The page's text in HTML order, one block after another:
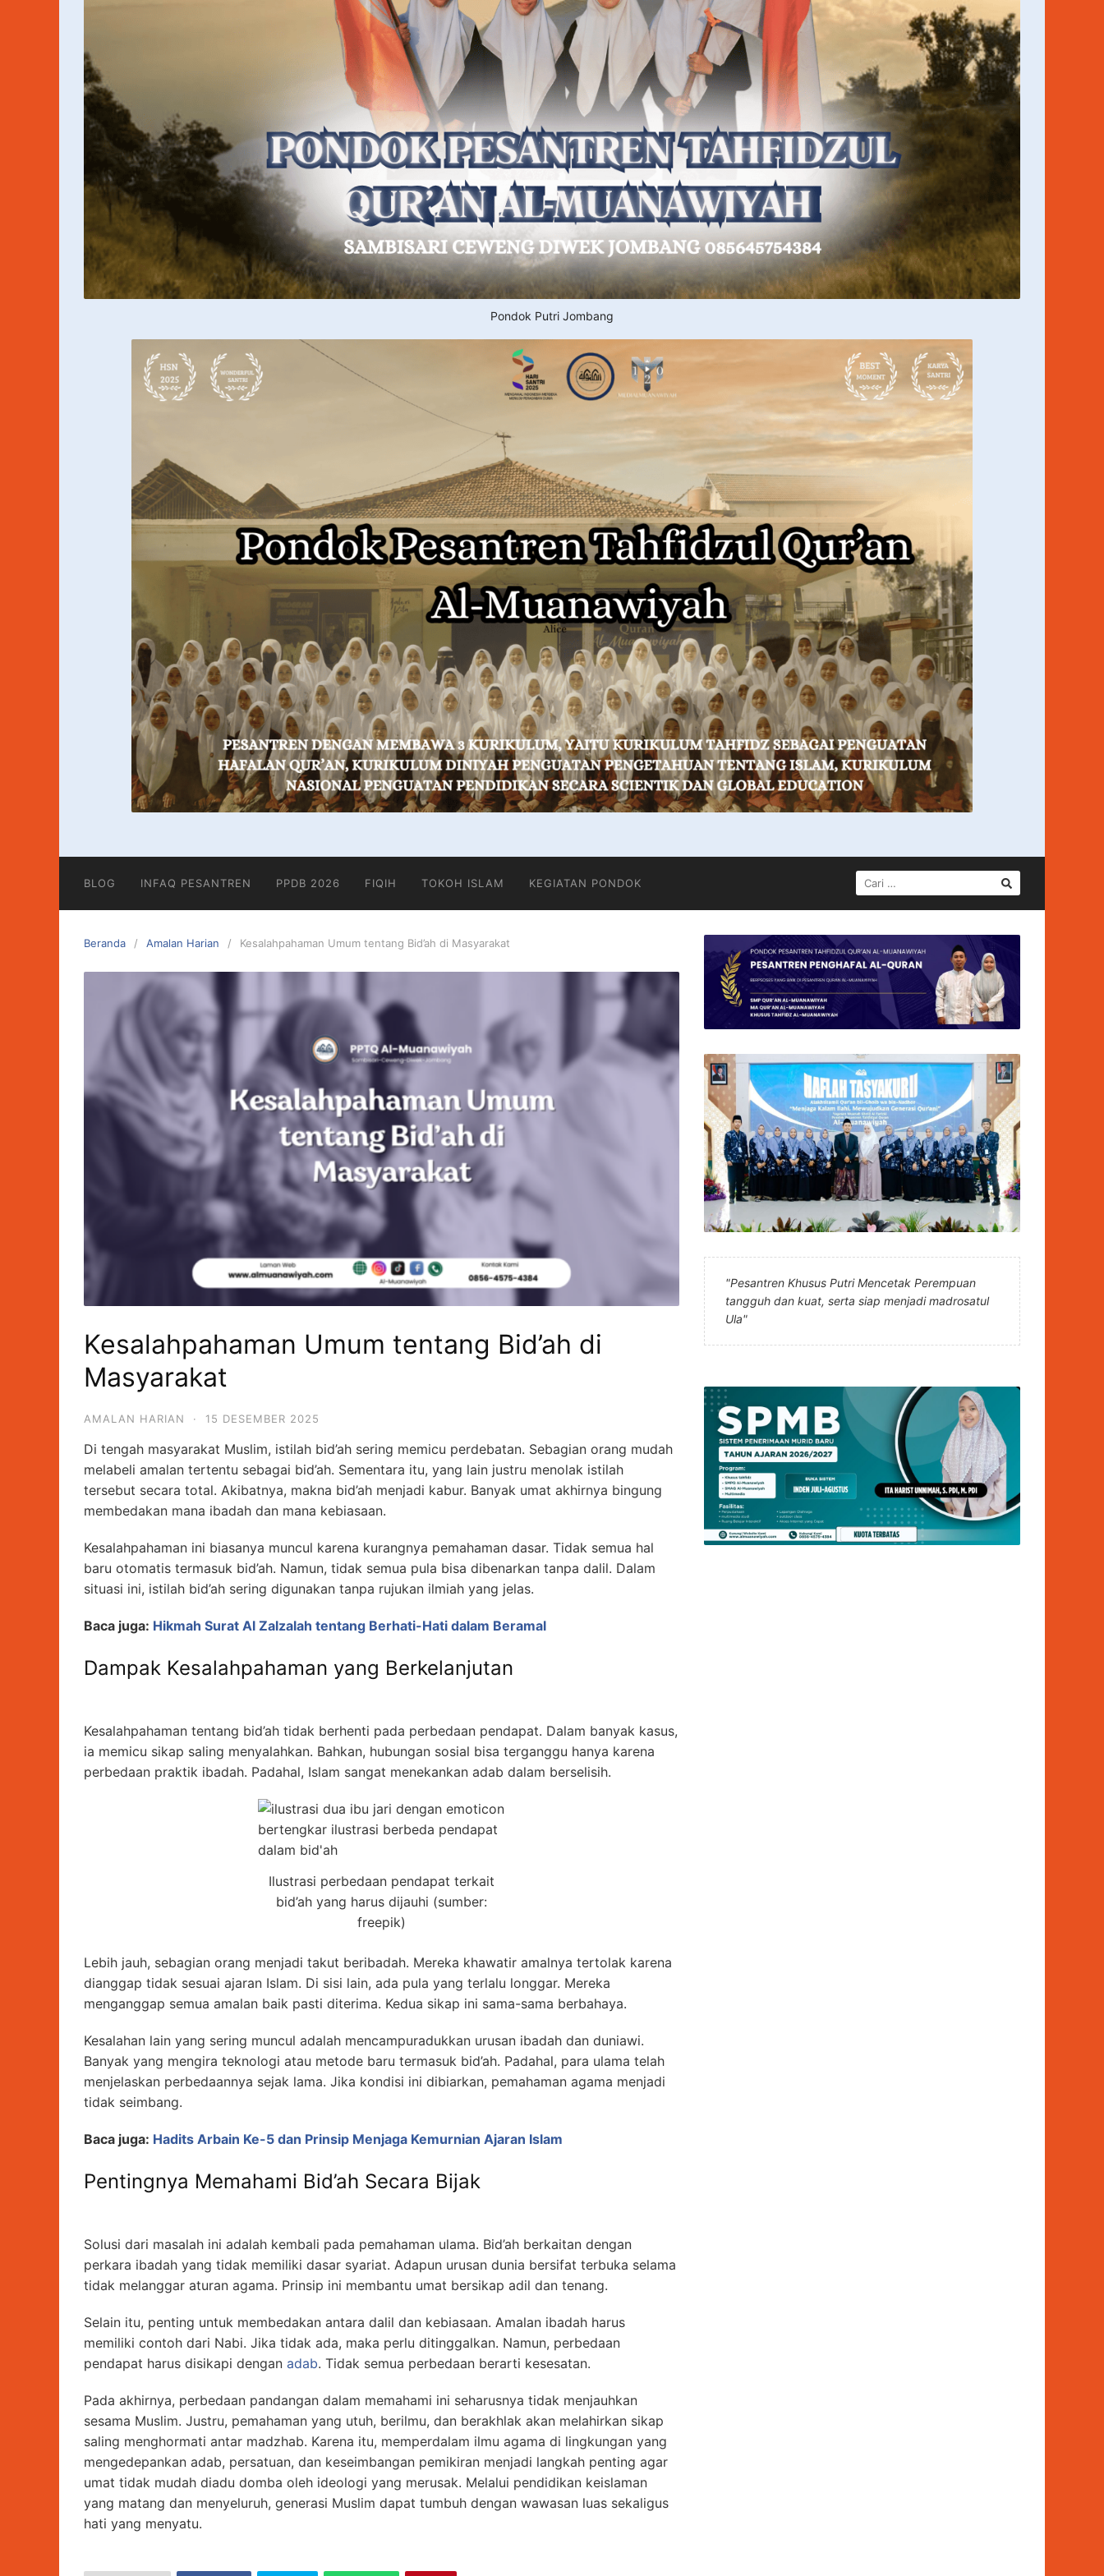
Pondok Putri Jombang
BLOG INFAQ PESANTREN PPDB 2026 FIQIH TOKOH ISLAM KEGIATAN PONDOK
CARI
UNTUK:
Beranda Amalan Harian Kesalahpahaman Umum tentang Bid’ah di Masyarakat
Kesalahpahaman Umum tentang Bid’ah di
Masyarakat
AMALAN HARIAN · 15 DESEMBER 2025
Di tengah masyarakat Muslim, istilah bid’ah sering memicu perdebatan. Sebagian orang mudah
melabeli amalan tertentu sebagai bid’ah. Sementara itu, yang lain justru menolak istilah
tersebut secara total. Akibatnya, makna bid’ah menjadi kabur. Banyak umat akhirnya bingung
membedakan mana ibadah dan mana kebiasaan.
Kesalahpahaman ini biasanya muncul karena kurangnya pemahaman dasar. Tidak semua hal
baru otomatis termasuk bid’ah. Namun, tidak semua pula bisa dibenarkan tanpa dalil. Dalam
situasi ini, istilah bid’ah sering digunakan tanpa rujukan ilmiah yang jelas.
Baca juga: Hikmah Surat Al Zalzalah tentang Berhati-Hati dalam Beramal
Dampak Kesalahpahaman yang Berkelanjutan
Kesalahpahaman tentang bid’ah tidak berhenti pada perbedaan pendapat. Dalam banyak kasus,
ia memicu sikap saling menyalahkan. Bahkan, hubungan sosial bisa terganggu hanya karena
perbedaan praktik ibadah. Padahal, Islam sangat menekankan adab dalam berselisih.
Ilustrasi perbedaan pendapat terkait
bid’ah yang harus dijauhi (sumber:
freepik)
Lebih jauh, sebagian orang menjadi takut beribadah. Mereka khawatir amalnya tertolak karena
dianggap tidak sesuai ajaran Islam. Di sisi lain, ada pula yang terlalu longgar. Mereka
menganggap semua amalan baik pasti diterima. Kedua sikap ini sama-sama berbahaya.
Kesalahan lain yang sering muncul adalah mencampuradukkan urusan ibadah dan duniawi.
Banyak yang mengira teknologi atau metode baru termasuk bid’ah. Padahal, para ulama telah
menjelaskan perbedaannya sejak lama. Jika kondisi ini dibiarkan, pemahaman agama menjadi
tidak seimbang.
Baca juga: Hadits Arbain Ke-5 dan Prinsip Menjaga Kemurnian Ajaran Islam
Pentingnya Memahami Bid’ah Secara Bijak
Solusi dari masalah ini adalah kembali pada pemahaman ulama. Bid’ah berkaitan dengan
perkara ibadah yang tidak memiliki dasar syariat. Adapun urusan dunia bersifat terbuka selama
tidak melanggar aturan agama. Prinsip ini membantu umat bersikap adil dan tenang.
Selain itu, penting untuk membedakan antara dalil dan kebiasaan. Amalan ibadah harus
memiliki contoh dari Nabi. Jika tidak ada, maka perlu ditinggalkan. Namun, perbedaan
pendapat harus disikapi dengan adab. Tidak semua perbedaan berarti kesesatan.
Pada akhirnya, perbedaan pandangan dalam memahami ini seharusnya tidak menjauhkan
sesama Muslim. Justru, pemahaman yang utuh, berilmu, dan berakhlak akan melahirkan sikap
saling menghormati antar madzhab. Karena itu, memperdalam ilmu agama di lingkungan yang
mengedepankan adab, persatuan, dan keseimbangan pemikiran menjadi langkah penting agar
umat tidak mudah diadu domba oleh ideologi yang merusak. Melalui pendidikan keislaman
yang matang dan menyeluruh, generasi Muslim dapat tumbuh dengan wawasan luas sekaligus
hati yang menyatu.
"Pesantren Khusus Putri Mencetak Perempuan
tangguh dan kuat, serta siap menjadi madrosatul
Ula"